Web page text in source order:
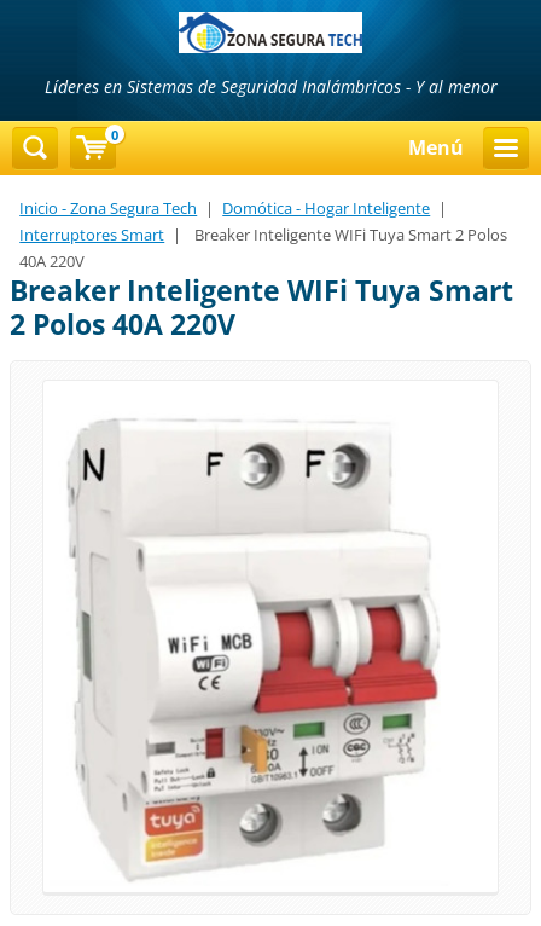
Líderes en Sistemas de Seguridad Inalámbricos - Y al menor
Menú
Inicio - Zona Segura Tech | Domótica - Hogar Inteligente |
Interruptores Smart |
Breaker Inteligente WIFi Tuya Smart 2 Polos
40A 220V
Breaker Inteligente WIFi Tuya Smart
2 Polos 40A 220V
0